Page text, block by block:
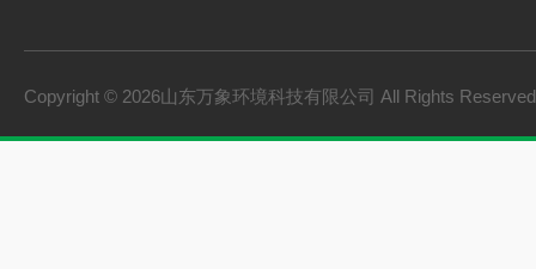
Copyright © 2026山东万象环境科技有限公司 All Rights